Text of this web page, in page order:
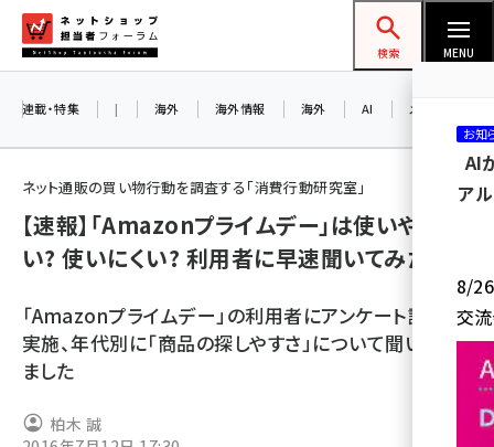
ン
ネットショップ担当者フォーラム
検索 MENU
amazon (2255)
楽天 (1874)
アスクル (1122)
連載・特集 | 海外 海外情報 海外 AI メタバース
ネット通販の買い物行動を調査する「消費行動研究室」
【速報】「Amazonプライムデー」は使いやす
い? 使いにくい? 利用者に早速聞いてみた
「Amazonプライムデー」の利用者にアンケート調査を
実施、年代別に「商品の探しやすさ」について聞いてみ
ました
柏木 誠
お知
AI
ア
8/26
交